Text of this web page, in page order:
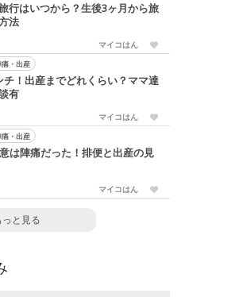
行はいつから？生後3ヶ月から旅
法
マイコはん
痛・出産
チ！出産までどれくらい？ママ達
有
マイコはん
痛・出産
は陣痛だった！排便と出産の見
マイコはん
っと見る